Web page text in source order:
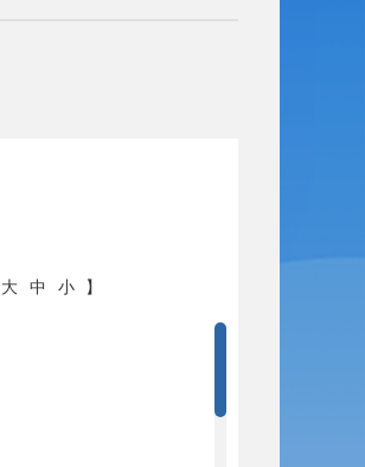
大 中 小 】